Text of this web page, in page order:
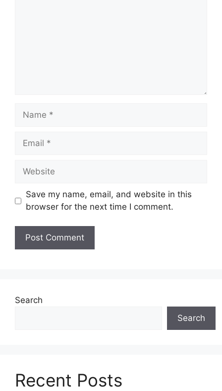
Name
Email
Website
Save my name, email, and website in this
browser for the next time I comment.
Search
Search
Recent Posts